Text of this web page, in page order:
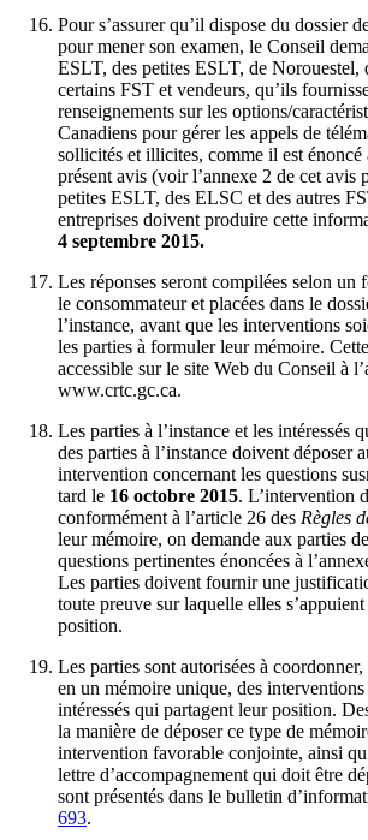
Pour s’assurer qu’il dispose du dossier
pour mener son examen, le Conseil
ESLT, des petites ESLT, de Norouestel,
certains FST et vendeurs, qu’ils
renseignements sur les options/
Canadiens pour gérer les appels de
sollicités et illicites, comme il est énoncé
présent avis (voir l’annexe 2 de cet avis
petites ESLT, des ELSC et des autres
entreprises doivent produire cette
4 septembre 2015.
Les réponses seront compilées selon
le consommateur et placées dans le
l’instance, avant que les interventions
les parties à formuler leur mémoire.
accessible sur le site Web du Conseil à
www.crtc.gc.ca.
Les parties à l’instance et les intéressés
des parties à l’instance doivent déposer
intervention concernant les questions
tard le 16 octobre 2015. L’intervention
conformément à l’article 26 des Règles
leur mémoire, on demande aux parties
questions pertinentes énoncées à
Les parties doivent fournir une
toute preuve sur laquelle elles
position.
Les parties sont autorisées à
en un mémoire unique, des interventions
intéressés qui partagent leur position.
la manière de déposer ce type de
intervention favorable conjointe, ainsi
lettre d’accompagnement qui doit être
sont présentés dans le bulletin
693.